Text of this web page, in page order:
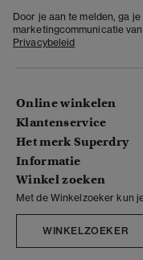
Door je aan te melden, ga
marketingcommunicatie
Privacybeleid
Online winkelen
Klantenservice
Het merk Superdry
Informatie
Winkel zoeken
Met de Winkelzoeker kun
WINKELZOEKER